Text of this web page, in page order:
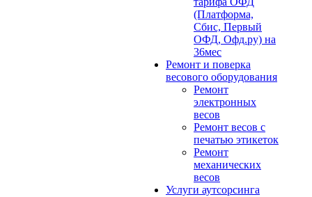
(Платформа,
Сбис, Первый
ОФД, Офд.ру) на
36мес
Ремонт и поверка
весового оборудования
Ремонт
электронных
весов
Ремонт весов с
печатью этикеток
Ремонт
механических
весов
Услуги аутсорсинга